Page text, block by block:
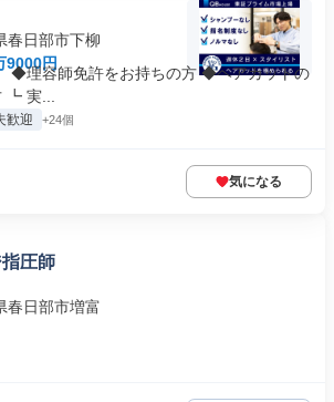
春日部市下柳
9000円
◆理容師免許をお持ちの方 ◆ヘアカットの
┗ 実...
歓迎 +24個
気になる
圧師
春日部市増富